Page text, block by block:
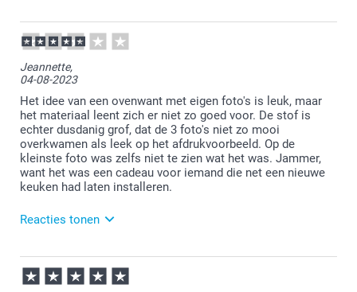
12-08-2024
11:45
Wat fijn om te lezen dat je tevreden bent met je
nieuwe ovenwant. Wij wensen je er veel plezier van!
Jeannette,
04-08-2023
Het idee van een ovenwant met eigen foto's is leuk, maar
het materiaal leent zich er niet zo goed voor. De stof is
echter dusdanig grof, dat de 3 foto's niet zo mooi
overkwamen als leek op het afdrukvoorbeeld. Op de
kleinste foto was zelfs niet te zien wat het was. Jammer,
want het was een cadeau voor iemand die net een nieuwe
keuken had laten installeren.
Reacties tonen
07-08-2023
08:40
Bedankt voor je review. Vervelend om te vernemen